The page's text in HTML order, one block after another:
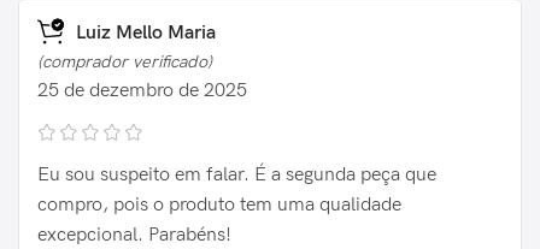
Luiz Mello Maria
(comprador verificado)
25 de dezembro de 2025
Eu sou suspeito em falar. É a segunda peça que
compro, pois o produto tem uma qualidade
excepcional. Parabéns!